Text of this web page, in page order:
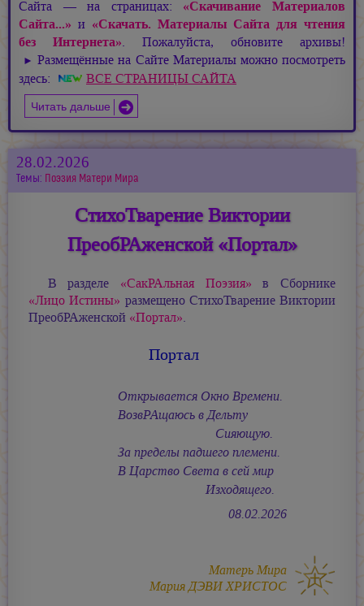
Сайта — на страницах: «Скачивание Материалов
Сайта...» и «Скачать. Материалы Сайта для чтения
без Интернета». Пожалуйста, обновите архивы!
► Размещённые на Сайте Материалы можно посмотреть
здесь:
ВСЕ СТРАНИЦЫ САЙТА
Читать дальше
28.02.2026
Темы: Поэзия Матери Мира
СтихоТварение Виктории
ПреобРАженской «Портал»
В разделе «СакРАльная Поэзия» в Сборнике
«Лицо Истины» размещено СтихоТварение Виктории
ПреобРАженской «Портал».
Портал
Открывается Окно Времени.
ВозвРАщаюсь в Дельту
Сияющую.
За пределы падшего племени.
В Царство Света в сей мир
Изходящего.
08.02.2026
Матерь Мира
Мария ДЭВИ ХРИСТОС